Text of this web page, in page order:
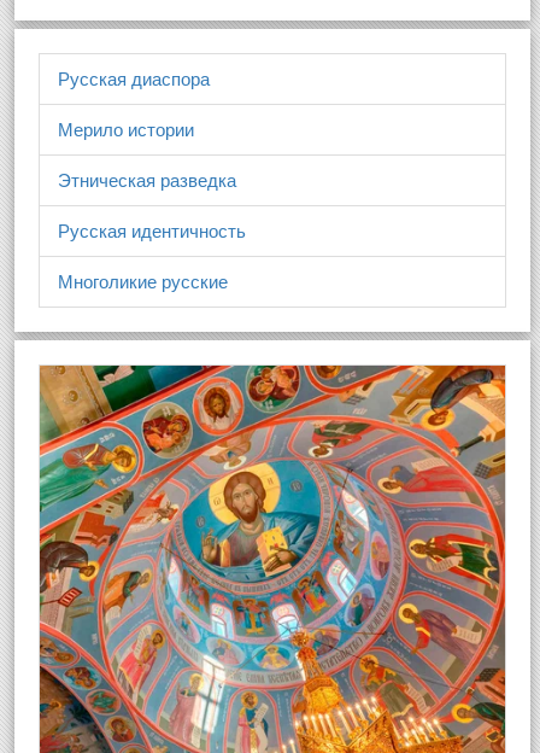
Русская диаспора
Мерило истории
Этническая разведка
Русская идентичность
Многоликие русские